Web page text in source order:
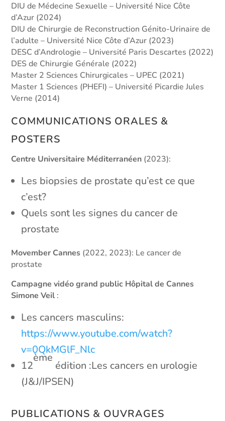
DIU de Médecine Sexuelle – Université Nice Côte
d’Azur (2024)
DIU de Chirurgie de Reconstruction Génito-Urinaire de
l’adulte – Université Nice Côte d’Azur (2023)
DESC d’Andrologie – Université Paris Descartes (2022)
DES de Chirurgie Générale (2022)
Master 2 Sciences Chirurgicales – UPEC (2021)
Master 1 Sciences (PHEFI) – Université Picardie Jules
Verne (2014)
COMMUNICATIONS ORALES &
POSTERS
Centre Universitaire Méditerranéen (2023):
Les biopsies de prostate qu’est ce que
c’est?
Quels sont les signes du cancer de
prostate
Movember Cannes (2022, 2023): Le cancer de
prostate
Campagne vidéo grand public Hôpital de Cannes
Simone Veil :
Les cancers masculins:
https://www.youtube.com/watch?
v=0QkMGlF_Nlc
12
ème
édition :Les cancers en urologie
(J&J/IPSEN)
PUBLICATIONS & OUVRAGES